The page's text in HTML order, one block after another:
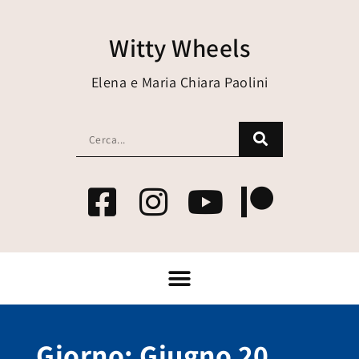
Witty Wheels
Elena e Maria Chiara Paolini